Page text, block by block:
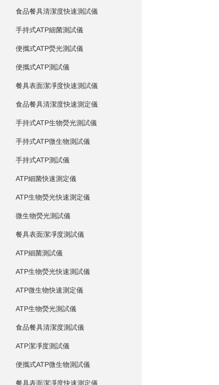
食品餐具清潔度快速測試儀
手持式ATP細菌測試儀
便攜式ATP熒光測試儀
便攜式ATP測試儀
餐具表面潔凈度快速測試儀
食品餐具清潔度快速測定儀
手持式ATP生物熒光測試儀
手持式ATP微生物測試儀
手持式ATP測試儀
ATP細菌快速測定儀
ATP生物熒光快速測定儀
微生物熒光測試儀
餐具表面潔凈度測試儀
ATP細菌測試儀
ATP生物熒光快速測試儀
ATP微生物快速測定儀
ATP生物熒光測試儀
食品餐具清潔度測試儀
ATP潔凈度測試儀
便攜式ATP微生物測試儀
餐具表面潔凈度快速測定儀